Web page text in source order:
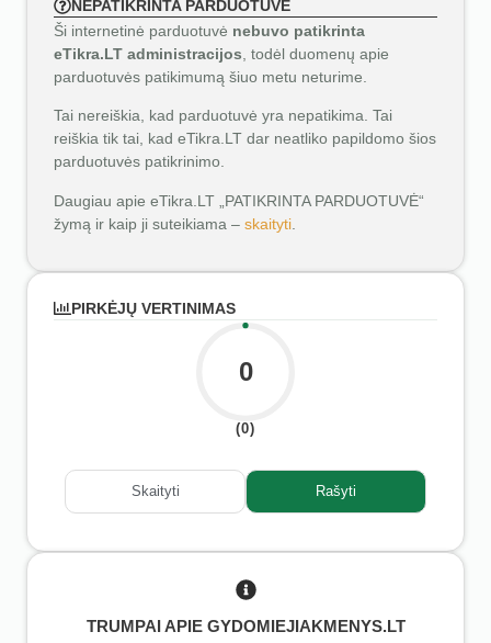
NEPATIKRINTA PARDUOTUVĖ
Ši internetinė parduotuvė nebuvo patikrinta
eTikra.LT administracijos , todėl duomenų apie
parduotuvės patikimumą šiuo metu neturime.
Tai nereiškia, kad parduotuvė yra nepatikima. Tai
reiškia tik tai, kad eTikra.LT dar neatliko papildomo šios
parduotuvės patikrinimo.
Daugiau apie eTikra.LT „PATIKRINTA PARDUOTUVĖ“
žymą ir kaip ji suteikiama – skaityti
PIRKĖJŲ VERTINIMAS
0
(0)
Skaityti Rašyti
TRUMPAI APIE GYDOMIEJIAKMENYS.LT